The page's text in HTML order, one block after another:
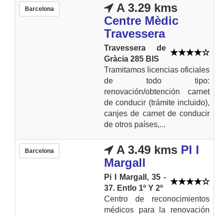
Barcelona
A 3.29 kms
Centre Mèdic
Travessera
Travessera de
Gràcia 285 BIS
Tramitamos licencias oficiales
de todo tipo:
renovación/obtención carnet
de conducir (trámite incluido),
canjes de carnet de conducir
de otros países,...
Barcelona A 3.49 kms PI I
Margall
Pi I Margall, 35 -
37. Entlo 1º Y 2º
Centro de reconocimientos
médicos para la renovación